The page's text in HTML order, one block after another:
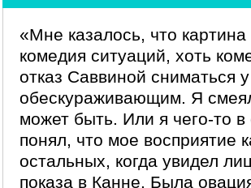
«Мне казалось, что
комедия ситуаций, хоть
отказ Саввиной сниматься
обескураживающим. Я
может быть. Или я чего-то
понял, что мое восприятие
остальных, когда увидел
показа в Канне. Была